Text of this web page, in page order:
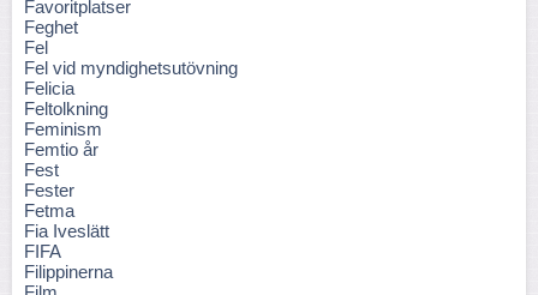
Favoritplatser
Feghet
Fel
Fel vid myndighetsutövning
Felicia
Feltolkning
Feminism
Femtio år
Fest
Fester
Fetma
Fia Iveslätt
FIFA
Filippinerna